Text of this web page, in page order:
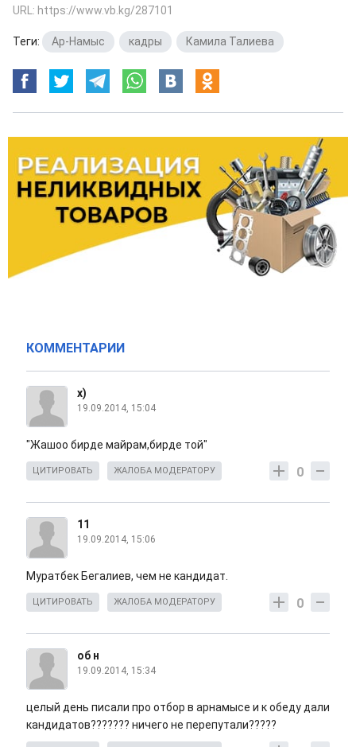
URL: https://www.vb.kg/287101
Теги: Ар-Намыс кадры Камила Талиева
КОММЕНТАРИИ
х)
19.09.2014, 15:04
"Жашоо бирде майрам,бирде той"
0
ЦИТИРОВАТЬ ЖАЛОБА МОДЕРАТОРУ
11
19.09.2014, 15:06
Муратбек Бегалиев, чем не кандидат.
0
ЦИТИРОВАТЬ ЖАЛОБА МОДЕРАТОРУ
об н
19.09.2014, 15:34
целый день писали про отбор в арнамысе и к обеду дали
кандидатов??????? ничего не перепутали?????